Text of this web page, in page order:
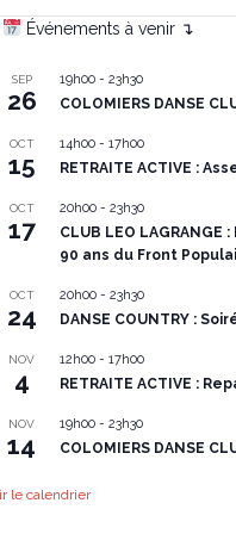
Événements à venir ↴
SEP
26
19h00 - 23h30
COLOMIERS DANSE
OCT
15
14h00 - 17h00
RETRAITE ACTIVE :
OCT
17
20h00 - 23h30
CLUB LEO
90 ans du Front
OCT
24
20h00 - 23h30
DANSE COUNTRY :
NOV
4
12h00 - 17h00
RETRAITE ACTIVE :
NOV
14
19h00 - 23h30
COLOMIERS DANSE
le calendrier